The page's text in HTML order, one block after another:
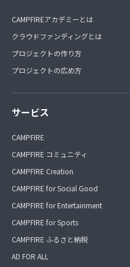
CAMPFIREアカデミーとは
クラウドファンディングとは
プロジェクトの作り方
プロジェクトの広め方
サービス
CAMPFIRE
CAMPFIRE コミュニティ
CAMPFIRE Creation
CAMPFIRE for Social Good
CAMPFIRE for Entertainment
CAMPFIRE for Sports
CAMPFIRE ふるさと納税
AD FOR ALL